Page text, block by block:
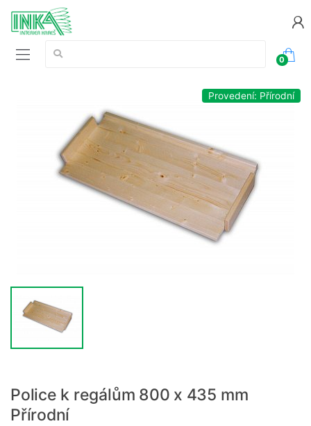
Vyhledávání:
0
Provedení: Přírodní
Police k regálům 800 x 435 mm
Přírodní